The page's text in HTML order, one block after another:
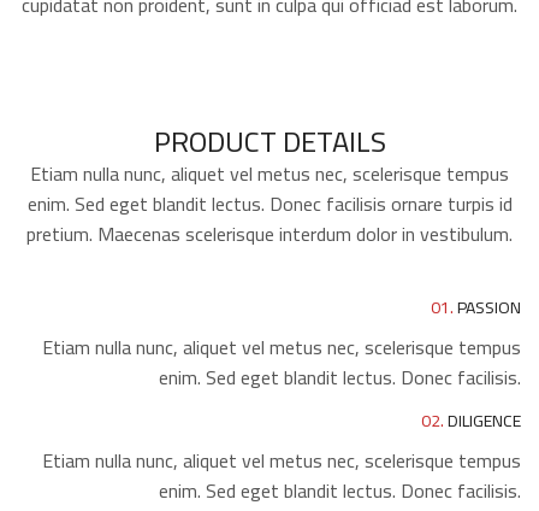
PRODUCT DETAILS
Etiam nulla nunc, aliquet vel metus nec, scelerisque tempus
enim. Sed eget blandit lectus. Donec facilisis ornare turpis id
pretium. Maecenas scelerisque interdum dolor in vestibulum.
01.PASSION
Etiam nulla nunc, aliquet vel metus nec, scelerisque tempus
enim. Sed eget blandit lectus. Donec facilisis.
02.DILIGENCE
Etiam nulla nunc, aliquet vel metus nec, scelerisque tempus
enim. Sed eget blandit lectus. Donec facilisis.